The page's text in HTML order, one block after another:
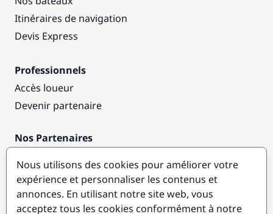
Itinéraires de navigation
Devis Express
Professionnels
Accès loueur
Devenir partenaire
Nos Partenaires
Destinations populaires
Nous utilisons des cookies pour améliorer votre
expérience et personnaliser les contenus et
annonces. En utilisant notre site web, vous
acceptez tous les cookies conformément à notre